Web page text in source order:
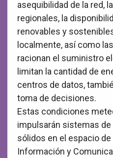
asequibilidad de la red,
regionales, la
renovables y
localmente, así como
racionan el suministro
limitan la cantidad de
centros de datos,
toma de decisiones.
Estas condiciones
impulsarán sistemas
sólidos en el espacio
Información y